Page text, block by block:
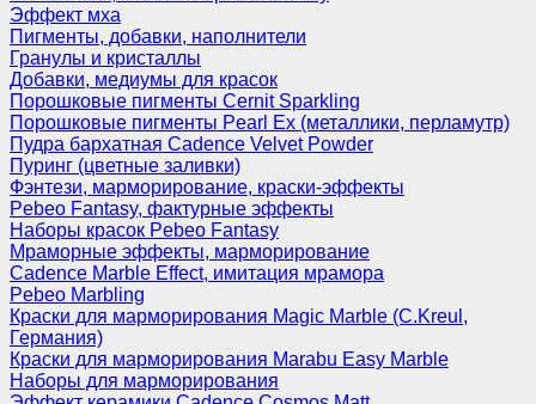
Эффект мха
Пигменты, добавки, наполнители
Гранулы и кристаллы
Добавки, медиумы для красок
Порошковые пигменты Cernit Sparkling
Порошковые пигменты Pearl Ex (металлики, перламутр)
Пудра бархатная Cadence Velvet Powder
Пуринг (цветные заливки)
Фэнтези, марморирование, краски-эффекты
Pebeo Fantasy, фактурные эффекты
Наборы красок Pebeo Fantasy
Мраморные эффекты, марморирование
Cadence Marble Effect, имитация мрамора
Pebeo Marbling
Краски для марморирования Magic Marble (C.Kreul,
Германия)
Краски для марморирования Marabu Easy Marble
Наборы для марморирования